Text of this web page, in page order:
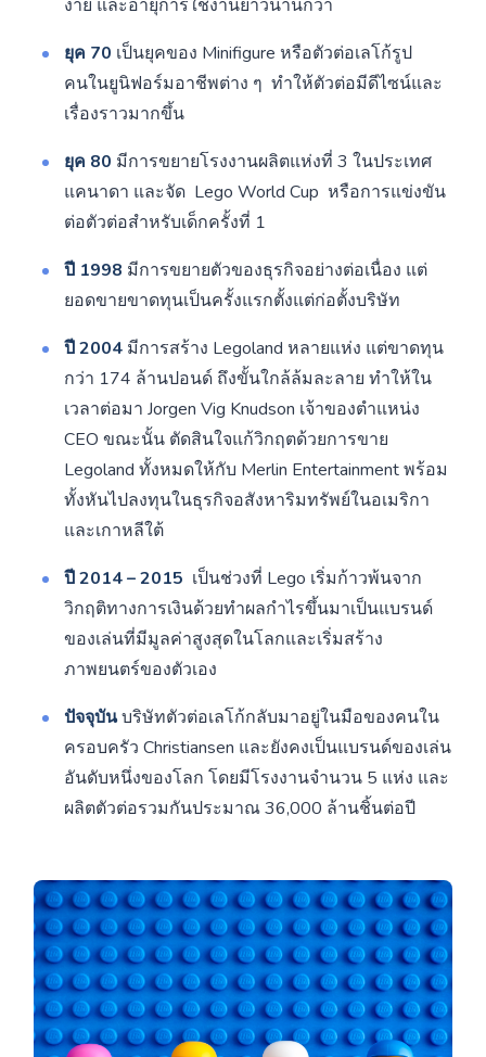
ง่าย และอายุการใช้งานยาวนานกว่า
ยุค 70 เป็นยุคของ Minifigure หรือตัวต่อเลโก้รูป
คนในยูนิฟอร์มอาชีพต่าง ๆ ทำให้ตัวต่อมีดีไซน์และ
เรื่องราวมากขึ้น
ยุค 80 มีการขยายโรงงานผลิตแห่งที่ 3 ในประเทศ
แคนาดา และจัด Lego World Cup หรือการแข่งขัน
ต่อตัวต่อสำหรับเด็กครั้งที่ 1
ปี 1998 มีการขยายตัวของธุรกิจอย่างต่อเนื่อง แต่
ยอดขายขาดทุนเป็นครั้งแรกตั้งแต่ก่อตั้งบริษัท
ปี 2004 มีการสร้าง Legoland หลายแห่ง แต่ขาดทุน
กว่า 174 ล้านปอนด์ ถึงขั้นใกล้ล้มละลาย ทำให้ใน
เวลาต่อมา Jorgen Vig Knudson เจ้าของตำแหน่ง
CEO ขณะนั้น ตัดสินใจแก้วิกฤตด้วยการขาย
Legoland ทั้งหมดให้กับ Merlin Entertainment พร้อม
ทั้งหันไปลงทุนในธุรกิจอสังหาริมทรัพย์ในอเมริกา
และเกาหลีใต้
ปี 2014 – 2015 เป็นช่วงที่ Lego เริ่มก้าวพ้นจาก
วิกฤติทางการเงินด้วยทำผลกำไรขึ้นมาเป็นแบรนด์
ของเล่นที่มีมูลค่าสูงสุดในโลกและเริ่มสร้าง
ภาพยนตร์ของตัวเอง
ปัจจุบันบริษัทตัวต่อเลโก้กลับมาอยู่ในมือของคนใน
ครอบครัว Christiansen และยังคงเป็นแบรนด์ของเล่น
อันดับหนึ่งของโลก โดยมีโรงงานจำนวน 5 แห่ง และ
ผลิตตัวต่อรวมกันประมาณ 36,000 ล้านชิ้นต่อปี